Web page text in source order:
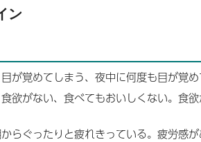
ン
が覚めてしまう、夜中に何度も目が覚
欲がない、食べてもおいしくない。食
らぐったりと疲れきっている。疲労感が